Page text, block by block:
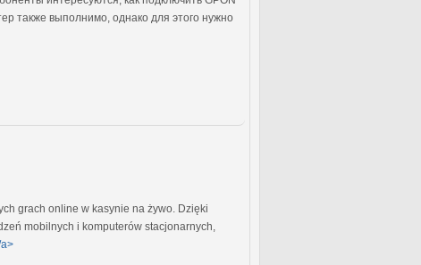
также выполнимо, однако для этого нужно
grach online w kasynie na żywo. Dzięki
mobilnych i komputerów stacjonarnych,